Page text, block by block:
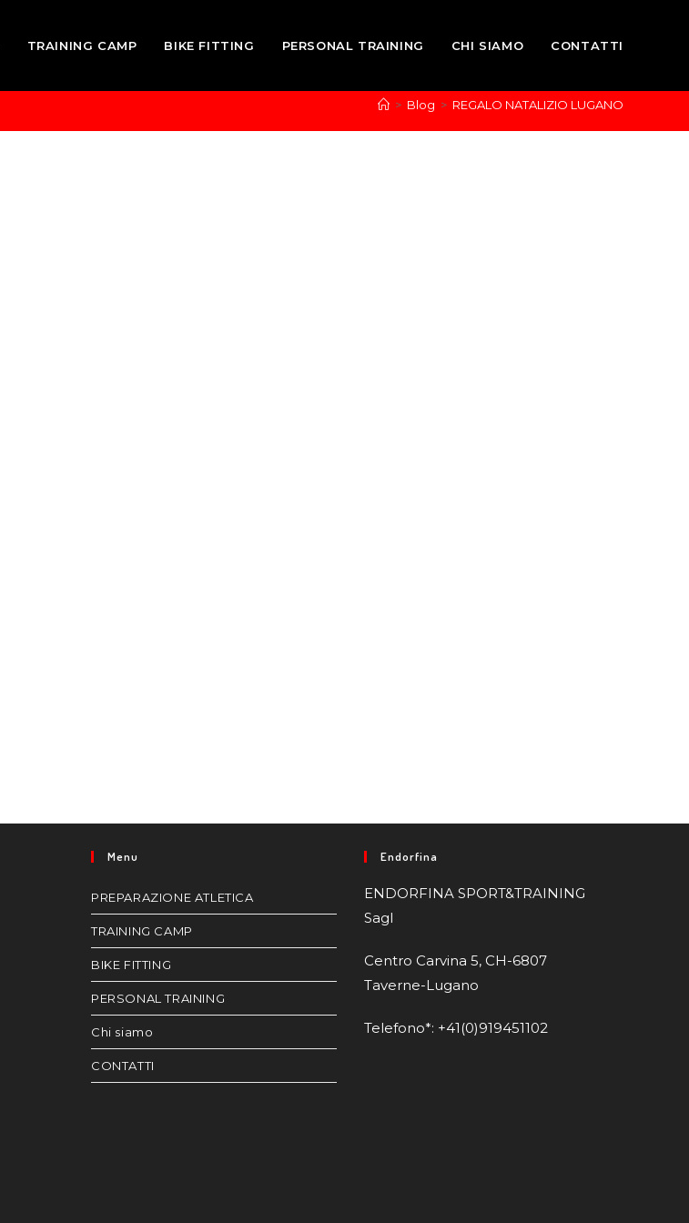
TRAINING CAMP BIKE FITTING PERSONAL TRAINING CHI SIAMO CONTATTI
> Blog > REGALO NATALIZIO LUGANO
Menu
PREPARAZIONE ATLETICA
TRAINING CAMP
BIKE FITTING
PERSONAL TRAINING
Chi siamo
CONTATTI
Endorfina
ENDORFINA SPORT&TRAINING
Sagl
Centro Carvina 5, CH-6807
Taverne-Lugano
Telefono*: +41(0)919451102